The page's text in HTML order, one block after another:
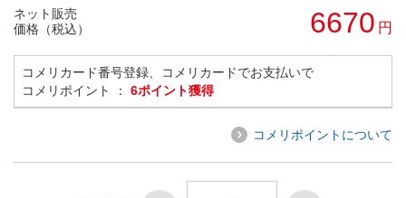
ネット販売
価格（税込）
6670 円
コメリカード番号登録、コメリカードでお支払いで
コメリポイント ： 6ポイント獲得
コメリポイントについて